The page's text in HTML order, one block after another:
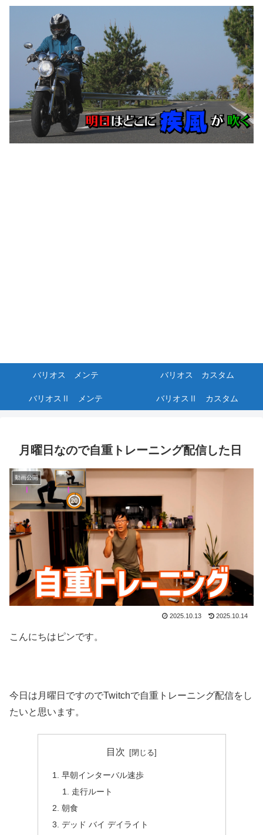
バリオス メンテ バリオス カスタム
バリオスⅡ メンテ バリオスⅡ カスタム
月曜日なので自重トレーニング配信した日
動画公開
2025.10.13 2025.10.14
こんにちはピンです。
今日は月曜日ですのでTwitchで自重トレーニング配信をし
たいと思います。
目次
早朝インターバル速歩
走行ルート
朝食
デッド バイ デイライト